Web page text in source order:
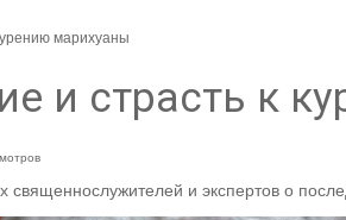
марихуаны
и страсть к
и экспертов о